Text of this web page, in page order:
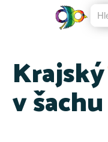
v šachu